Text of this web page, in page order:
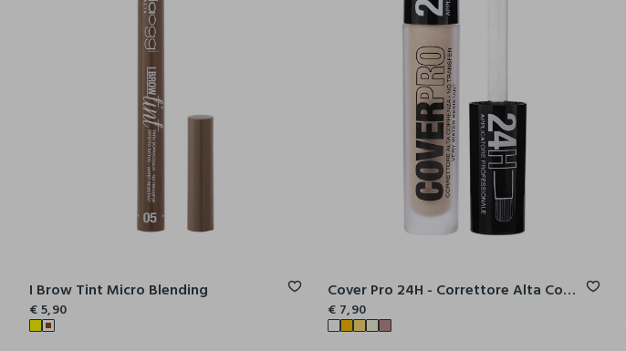
I Brow Tint Micro Blending
€ 5,90
Cover Pro 24H - Correttore Alta Coprenza
€ 7,90